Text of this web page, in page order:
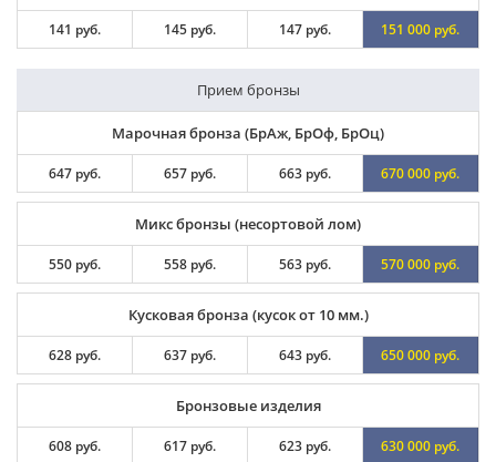
141 руб. 145 руб. 147 руб. 151 000 руб.
Прием бронзы
Марочная бронза (БрАж, БрОф, БрОц)
647 руб. 657 руб. 663 руб. 670 000 руб.
Микс бронзы (несортовой лом)
550 руб. 558 руб. 563 руб. 570 000 руб.
Кусковая бронза (кусок от 10 мм.)
628 руб. 637 руб. 643 руб. 650 000 руб.
Бронзовые изделия
608 руб. 617 руб. 623 руб. 630 000 руб.